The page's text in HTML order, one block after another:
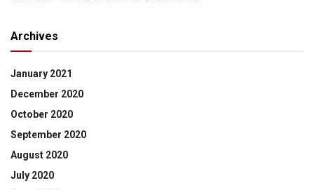
Archives
January 2021
December 2020
October 2020
September 2020
August 2020
July 2020